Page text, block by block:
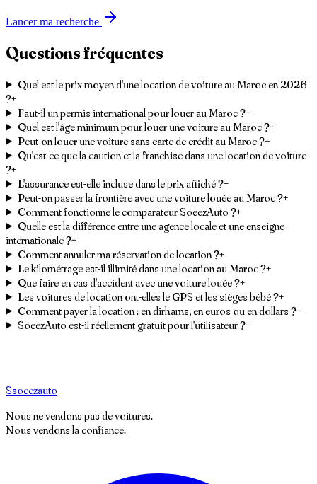
Lancer ma recherche
Questionsfréquentes
Quel est le prix moyen d'une location de voiture au Maroc en 2026
?+
Faut-il un permis international pour louer au Maroc ?+
Quel est l'âge minimum pour louer une voiture au Maroc ?+
Peut-on louer une voiture sans carte de crédit au Maroc ?+
Qu'est-ce que la caution et la franchise dans une location de voiture
?+
L'assurance est-elle incluse dans le prix affiché ?+
Peut-on passer la frontière avec une voiture louée au Maroc ?+
Comment fonctionne le comparateur SoeezAuto ?+
Quelle est la différence entre une agence locale et une enseigne
internationale ?+
Comment annuler ma réservation de location ?+
Le kilométrage est-il illimité dans une location au Maroc ?+
Que faire en cas d'accident avec une voiture louée ?+
Les voitures de location ont-elles le GPS et les sièges bébé ?+
Comment payer la location : en dirhams, en euros ou en dollars ?+
SoeezAuto est-il réellement gratuit pour l'utilisateur ?+
Ssoeezauto
Nous ne vendons pas de voitures.
Nous vendons la confiance.